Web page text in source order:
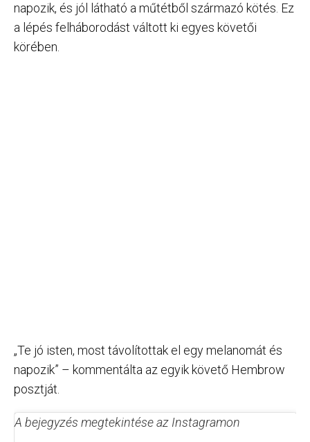
napozik, és jól látható a műtétből származó kötés. Ez
a lépés felháborodást váltott ki egyes követői
körében.
„Te jó isten, most távolítottak el egy melanomát és
napozik” – kommentálta az egyik követő Hembrow
posztját.
A bejegyzés megtekintése az Instagramon